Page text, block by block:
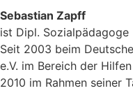
Sebastian Zapff
ist Dipl. Sozialpädagoge
Seit 2003 beim
e.V. im Bereich der
2010 im Rahmen seiner